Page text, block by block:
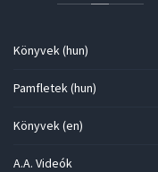
Könyvek (hun)
Pamfletek (hun)
Könyvek (en)
A.A. Videók